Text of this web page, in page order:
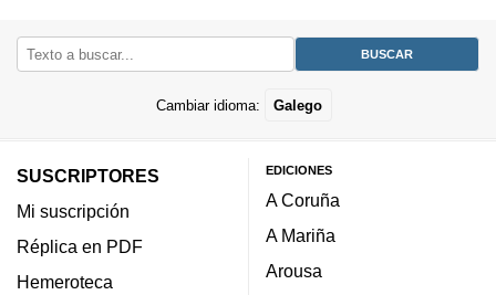
Cambiar idioma: Galego
SUSCRIPTORES
Mi suscripción
Réplica en PDF
Hemeroteca
EDICIONES
A Coruña
A Mariña
Arousa